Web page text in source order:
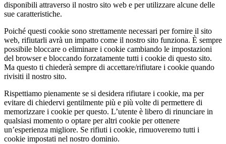
disponibili attraverso il nostro sito web e per utilizzare alcune delle
sue caratteristiche.
Poiché questi cookie sono strettamente necessari per fornire il sito
web, rifiutarli avrà un impatto come il nostro sito funziona. È sempre
possibile bloccare o eliminare i cookie cambiando le impostazioni
del browser e bloccando forzatamente tutti i cookie di questo sito.
Ma questo ti chiederà sempre di accettare/rifiutare i cookie quando
rivisiti il nostro sito.
Rispettiamo pienamente se si desidera rifiutare i cookie, ma per
evitare di chiedervi gentilmente più e più volte di permettere di
memorizzare i cookie per questo. L’utente è libero di rinunciare in
qualsiasi momento o optare per altri cookie per ottenere
un’esperienza migliore. Se rifiuti i cookie, rimuoveremo tutti i
cookie impostati nel nostro dominio.